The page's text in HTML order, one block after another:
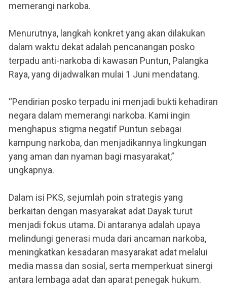
memerangi narkoba.
Menurutnya, langkah konkret yang akan dilakukan
dalam waktu dekat adalah pencanangan posko
terpadu anti-narkoba di kawasan Puntun, Palangka
Raya, yang dijadwalkan mulai 1 Juni mendatang.
“Pendirian posko terpadu ini menjadi bukti kehadiran
negara dalam memerangi narkoba. Kami ingin
menghapus stigma negatif Puntun sebagai
kampung narkoba, dan menjadikannya lingkungan
yang aman dan nyaman bagi masyarakat,”
ungkapnya.
Dalam isi PKS, sejumlah poin strategis yang
berkaitan dengan masyarakat adat Dayak turut
menjadi fokus utama. Di antaranya adalah upaya
melindungi generasi muda dari ancaman narkoba,
meningkatkan kesadaran masyarakat adat melalui
media massa dan sosial, serta memperkuat sinergi
antara lembaga adat dan aparat penegak hukum.